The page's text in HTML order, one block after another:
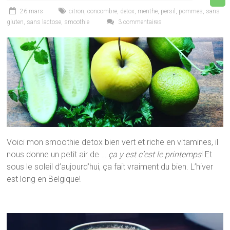
26 mars citron ,concombre detox menthe persil pommes sans
gluten sans lactose smoothie 3 commentaires
Voici mon smoothie detox bien vert et riche en vitamines, il
nous donne un petit air de … ça y est c’est le printemps! Et
sous le soleil d’aujourd’hui, ça fait vraiment du bien. L’hiver
est long en Belgique!